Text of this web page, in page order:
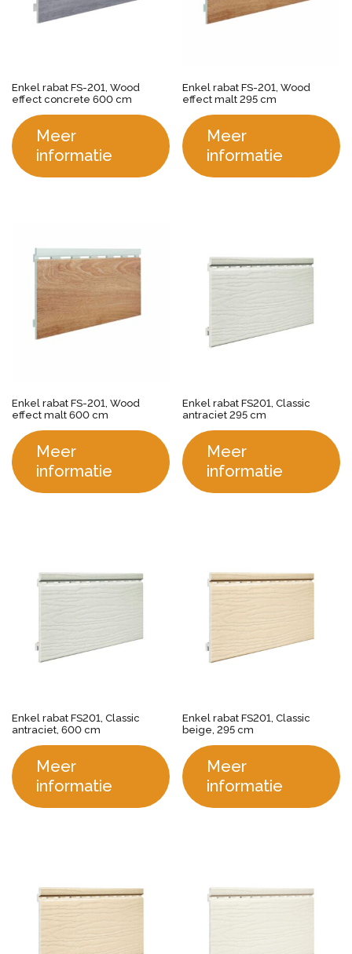
Enkel rabat FS-201, Wood
effect concrete 600 cm
Meer
informatie
Enkel rabat FS-201, Wood
effect malt 295 cm
Meer
informatie
Enkel rabat FS-201, Wood
effect malt 600 cm
Meer
informatie
Enkel rabat FS201, Classic
antraciet 295 cm
Meer
informatie
Enkel rabat FS201, Classic
antraciet, 600 cm
Meer
informatie
Enkel rabat FS201, Classic
beige, 295 cm
Meer
informatie